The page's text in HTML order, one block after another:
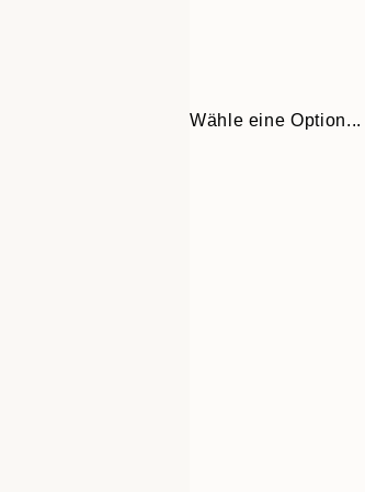
Wähle eine Option...